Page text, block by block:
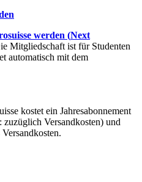
werden (Next
Mitgliedschaft ist für Studenten
automatisch mit dem
kostet ein Jahresabonnement
Versandkosten) und